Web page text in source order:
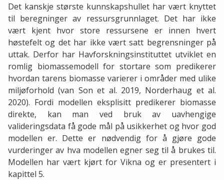
Det kanskje største kunnskapshullet har vært knyttet
til beregninger av ressursgrunnlaget. Det har ikke
vært kjent hvor store ressursene er innen hvert
høstefelt og det har ikke vært satt begrensninger på
uttak. Derfor har Havforskningsinstituttet utviklet en
romlig biomassemodell for stortare som predikerer
hvordan tarens biomasse varierer i områder med ulike
miljøforhold (van Son et al. 2019, Norderhaug et al.
2020). Fordi modellen eksplisitt predikerer biomasse
direkte, kan man ved bruk av uavhengige
valideringsdata få gode mål på usikkerhet og hvor god
modellen er. Dette er nødvendig for å gjøre gode
vurderinger av hva modellen egner seg til å brukes til.
Modellen har vært kjørt for Vikna og er presentert i
kapittel 5.